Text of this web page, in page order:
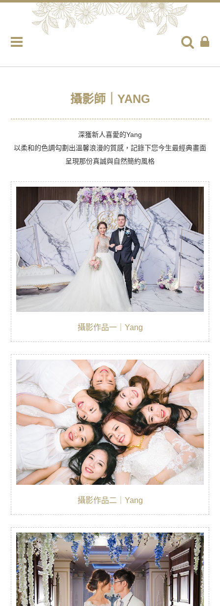
攝影師｜YANG
深獲新人喜愛的Yang
以柔和的色調勾劃出溫馨浪漫的質感，記錄下您今生最經典畫面
呈現那份真誠與自然簡約風格
攝影作品一｜Yang
攝影作品二｜Yang